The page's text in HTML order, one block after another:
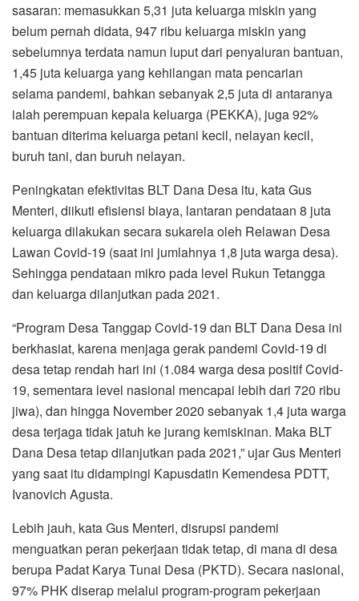
sasaran: memasukkan 5,31 juta keluarga miskin yang
belum pernah didata, 947 ribu keluarga miskin yang
sebelumnya terdata namun luput dari penyaluran bantuan,
1,45 juta keluarga yang kehilangan mata pencarian
selama pandemi, bahkan sebanyak 2,5 juta di antaranya
ialah perempuan kepala keluarga (PEKKA), juga 92%
bantuan diterima keluarga petani kecil, nelayan kecil,
buruh tani, dan buruh nelayan.
Peningkatan efektivitas BLT Dana Desa itu, kata Gus
Menteri, diikuti efisiensi biaya, lantaran pendataan 8 juta
keluarga dilakukan secara sukarela oleh Relawan Desa
Lawan Covid-19 (saat ini jumlahnya 1,8 juta warga desa).
Sehingga pendataan mikro pada level Rukun Tetangga
dan keluarga dilanjutkan pada 2021.
“Program Desa Tanggap Covid-19 dan BLT Dana Desa ini
berkhasiat, karena menjaga gerak pandemi Covid-19 di
desa tetap rendah hari ini (1.084 warga desa positif Covid-
19, sementara level nasional mencapai lebih dari 720 ribu
jiwa), dan hingga November 2020 sebanyak 1,4 juta warga
desa terjaga tidak jatuh ke jurang kemiskinan. Maka BLT
Dana Desa tetap dilanjutkan pada 2021,” ujar Gus Menteri
yang saat itu didampingi Kapusdatin Kemendesa PDTT,
Ivanovich Agusta.
Lebih jauh, kata Gus Menteri, disrupsi pandemi
menguatkan peran pekerjaan tidak tetap, di mana di desa
berupa Padat Karya Tunai Desa (PKTD). Secara nasional,
97% PHK diserap melalui program-program pekerjaan